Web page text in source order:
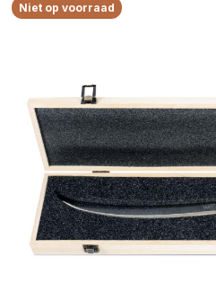
Niet op voorraad